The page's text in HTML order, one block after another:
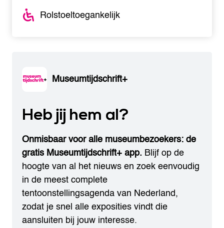
Rolstoeltoegankelijk
Museumtijdschrift+
Heb jij hem al?
Onmisbaar voor alle museumbezoekers: de
gratis Museumtijdschrift+ app. Blijf op de
hoogte van al het nieuws en zoek eenvoudig
in de meest complete
tentoonstellingsagenda van Nederland,
zodat je snel alle exposities vindt die
aansluiten bij jouw interesse.